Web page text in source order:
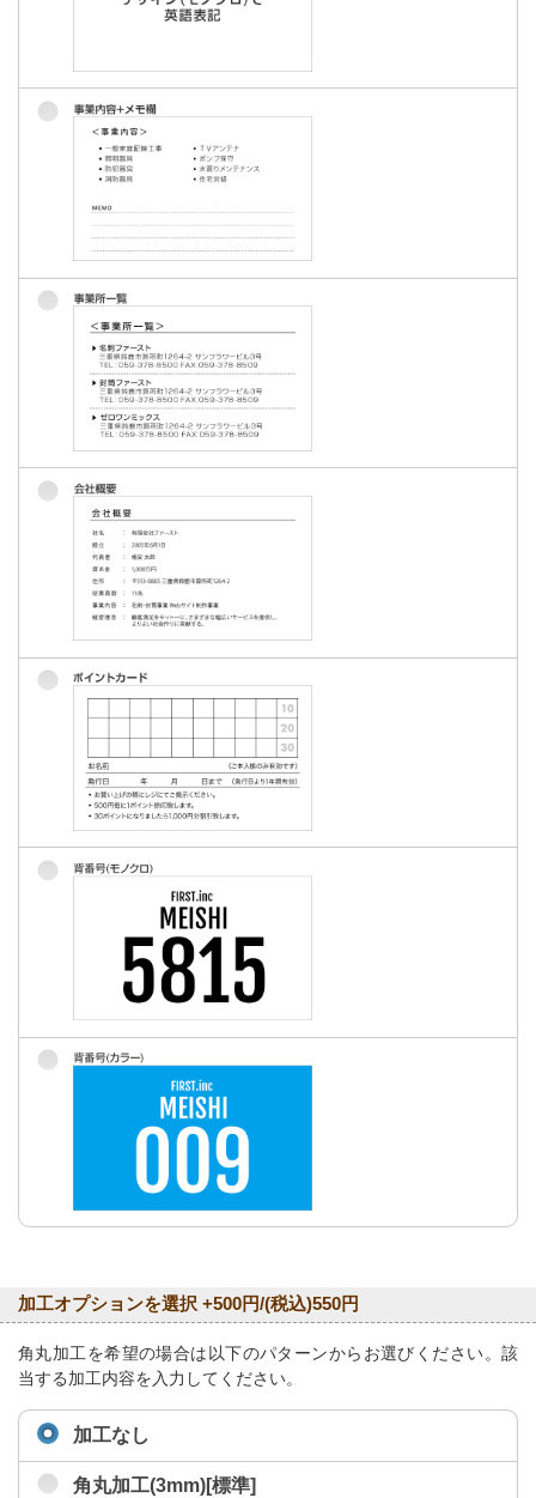
加工オプションを選択 +500円/(税込)550円
角丸加工を希望の場合は以下のパターンからお選びください。該
当する加工内容を入力してください。
加工なし
角丸加工(3mm)[標準]